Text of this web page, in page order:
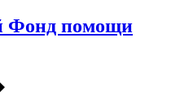
Фонд помощи